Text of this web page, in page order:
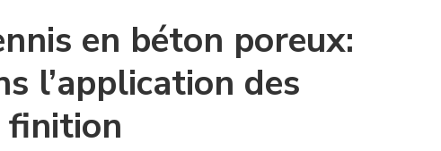
en béton poreux:
l’application des
finition